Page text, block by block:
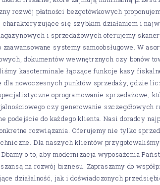
rozwój płatności bezgotówkowych
charakteryzujące się szybkim działaniem i
i sprzedażowych oferujemy
zaawansowane systemy samoobsługowe. W
dokumentów wewnętrznych czy bonów
kasoterminale łączące funkcje kasy
dla nowoczesnych punktów sprzedaży, gdzie
oprogramowanie sprzedażowe,
czy generowanie
podejście do każdego klienta. Nasi doradcy
rozwiązania. Oferujemy nie tylko
Dla naszych klientów
o to, aby modernizacja wyposażenia
na rozwój biznesu. Zapraszamy do
działalność, jak i doświadczonych